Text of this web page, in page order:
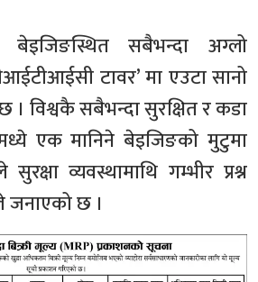
बेइजिङस्थित सबैभन्दा अग्लो
टावर’ मा एउटा सानो
। विश्वकै सबैभन्दा सुरक्षित र कडा
एक मानिने बेइजिङको मुटुमा
व्यवस्थामाथि गम्भीर प्रश्न
छ ।